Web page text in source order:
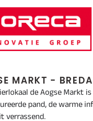
Innovatie
MARKT - BREDA
de Aogse Markt
pand, de warme
verrassend.